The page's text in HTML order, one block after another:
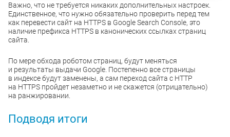
Важно, что не требуется никаких дополнительных настроек.
Единственное, что нужно обязательно проверить перед тем
как перевести сайт на HTTPS в Google Search Console, это
наличие префикса HTTPS в канонических ссылках страниц
сайта.
По мере обхода роботом страниц, будут меняться
и результаты выдачи Google. Постепенно все страницы
в индексе будут заменены, а сам переход сайта с HTTP
на HTTPS пройдет незаметно и не скажется (отрицательно)
на ранжировании.
Подводя итоги